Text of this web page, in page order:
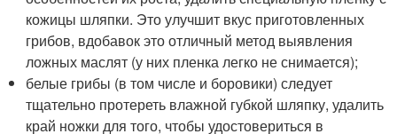
кожицы шляпки. Это улучшит вкус приготовленных
грибов, вдобавок это отличный метод выявления
ложных маслят (у них пленка легко не снимается);
белые грибы (в том числе и боровики) следует
тщательно протереть влажной губкой шляпку, удалить
край ножки для того, чтобы удостовериться в